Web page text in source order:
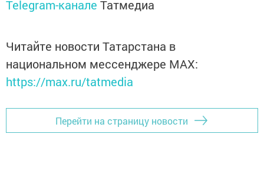
Telegram-канале Татмедиа
Читайте новости Татарстана в
национальном мессенджере MАХ:
https://max.ru/tatmedia
Перейти на страницу новости